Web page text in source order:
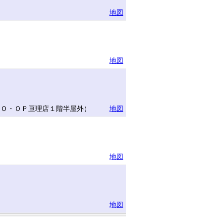
地図
地図
ＯＰ亘理店１階半屋外）
地図
地図
地図